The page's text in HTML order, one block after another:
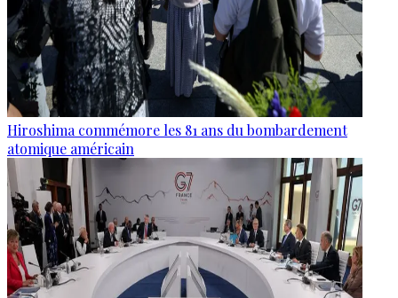
Hiroshima commémore les 81 ans du bombardement
atomique américain